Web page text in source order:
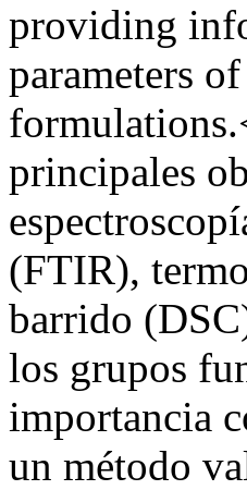
providing
parameters
principales
(FTIR),
barrido
los grupos
importancia
un método